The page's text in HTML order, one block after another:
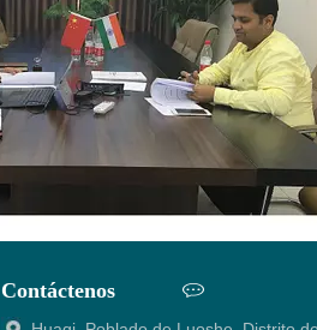
Contáctenos